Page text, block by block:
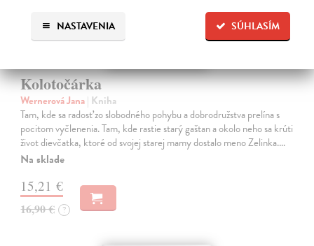
SÚHLASÍM
NASTAVENIA
Kolotočárka
Wernerová Jana| Kniha
Tam, kde sa radosť zo slobodného pohybu a dobrodružstva prelína s
pocitom vyčlenenia. Tam, kde rastie starý gaštan a okolo neho sa krúti
život dievčatka, ktoré od svojej starej mamy dostalo meno Zelinka.…
Na sklade
15,21 €
16,90 € ?